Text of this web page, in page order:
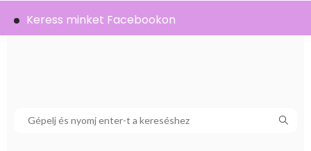
Keress minket Facebookon